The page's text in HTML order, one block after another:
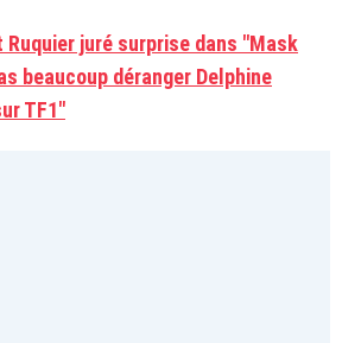
juré surprise dans "Mask
beaucoup déranger Delphine
TF1"